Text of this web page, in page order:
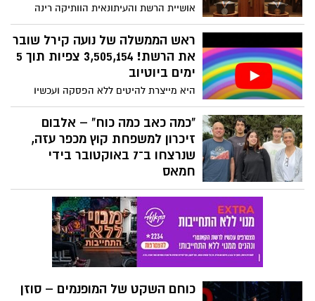
והערב תורה של רינה מצליח לחשוף סוד גדול
אושיית הרשת והעיתונאית הוותיקה רינה
מצליח חזרה למסך המרכזי בערוץ 12. יחד עם
האחיינית שלה היא מבשלת, מתווכחת עם אלי
אוחנה ולא מסתירה את הרגשות ותחושת
האובדן שמלווה את חייה
ראש הממשלה של נועה קירל שובר
את הרשת! 3,505,154 צפיות תוך 5
ימים ביוטיוב
היא מייצרת להיטים ללא הפסקה ועכשיו
לכבוד הקיץ היא שחררה להיט חדש שכבר
חורך את הרשתות החברתיות. קבלו את
הלהיט החדש של נועה קירל - ראש
הממשלה. לתשומת לבכם!
"כמה כאב כמה כוח" – אלבום
זיכרון למשפחת קוץ מכפר עזה,
שנרצחו ב־7 באוקטובר בידי
חמאס
ביום שבו המדינה כולה רעדה, גם ליבו של
המוזיקאי אשר לוי נשבר. ב-7 באוקטובר
נרצחו אחותו ליבנת קוץ, בעלה אביב ושלושת
ילדיהם – רותם, יונתן ויפתח – בביתם שבכפר
עזה, באחת מהטרגדיות הקשות של מתקפת
הטרור שזעזעה את ישראל. כעת, שנה לאחר
חדר החזרות "ביט" – להוציא אל העולם את
כוחם השקט של המופנמים – סוזן